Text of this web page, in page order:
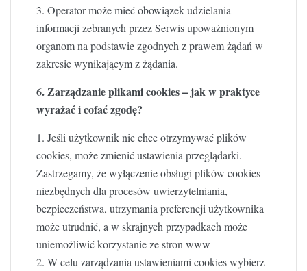
3. Operator może mieć obowiązek udzielania
informacji zebranych przez Serwis upoważnionym
organom na podstawie zgodnych z prawem żądań w
zakresie wynikającym z żądania.
6. Zarządzanie plikami cookies – jak w praktyce
wyrażać i cofać zgodę?
1. Jeśli użytkownik nie chce otrzymywać plików
cookies, może zmienić ustawienia przeglądarki.
Zastrzegamy, że wyłączenie obsługi plików cookies
niezbędnych dla procesów uwierzytelniania,
bezpieczeństwa, utrzymania preferencji użytkownika
może utrudnić, a w skrajnych przypadkach może
uniemożliwić korzystanie ze stron www
2. W celu zarządzania ustawieniami cookies wybierz